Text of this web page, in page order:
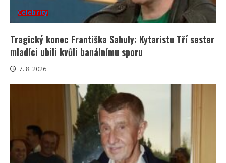
Celebrity
Tragický konec Františka Sahuly: Kytaristu Tří sester
mladíci ubili kvůli banálnímu sporu
7. 8. 2026